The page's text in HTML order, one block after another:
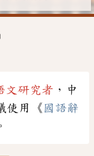
」
文研究者 ，中
使用《 國語辭